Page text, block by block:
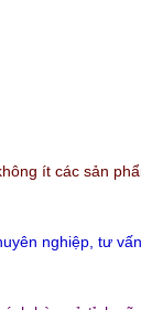
ít các sản
nghiệp, tư vấn